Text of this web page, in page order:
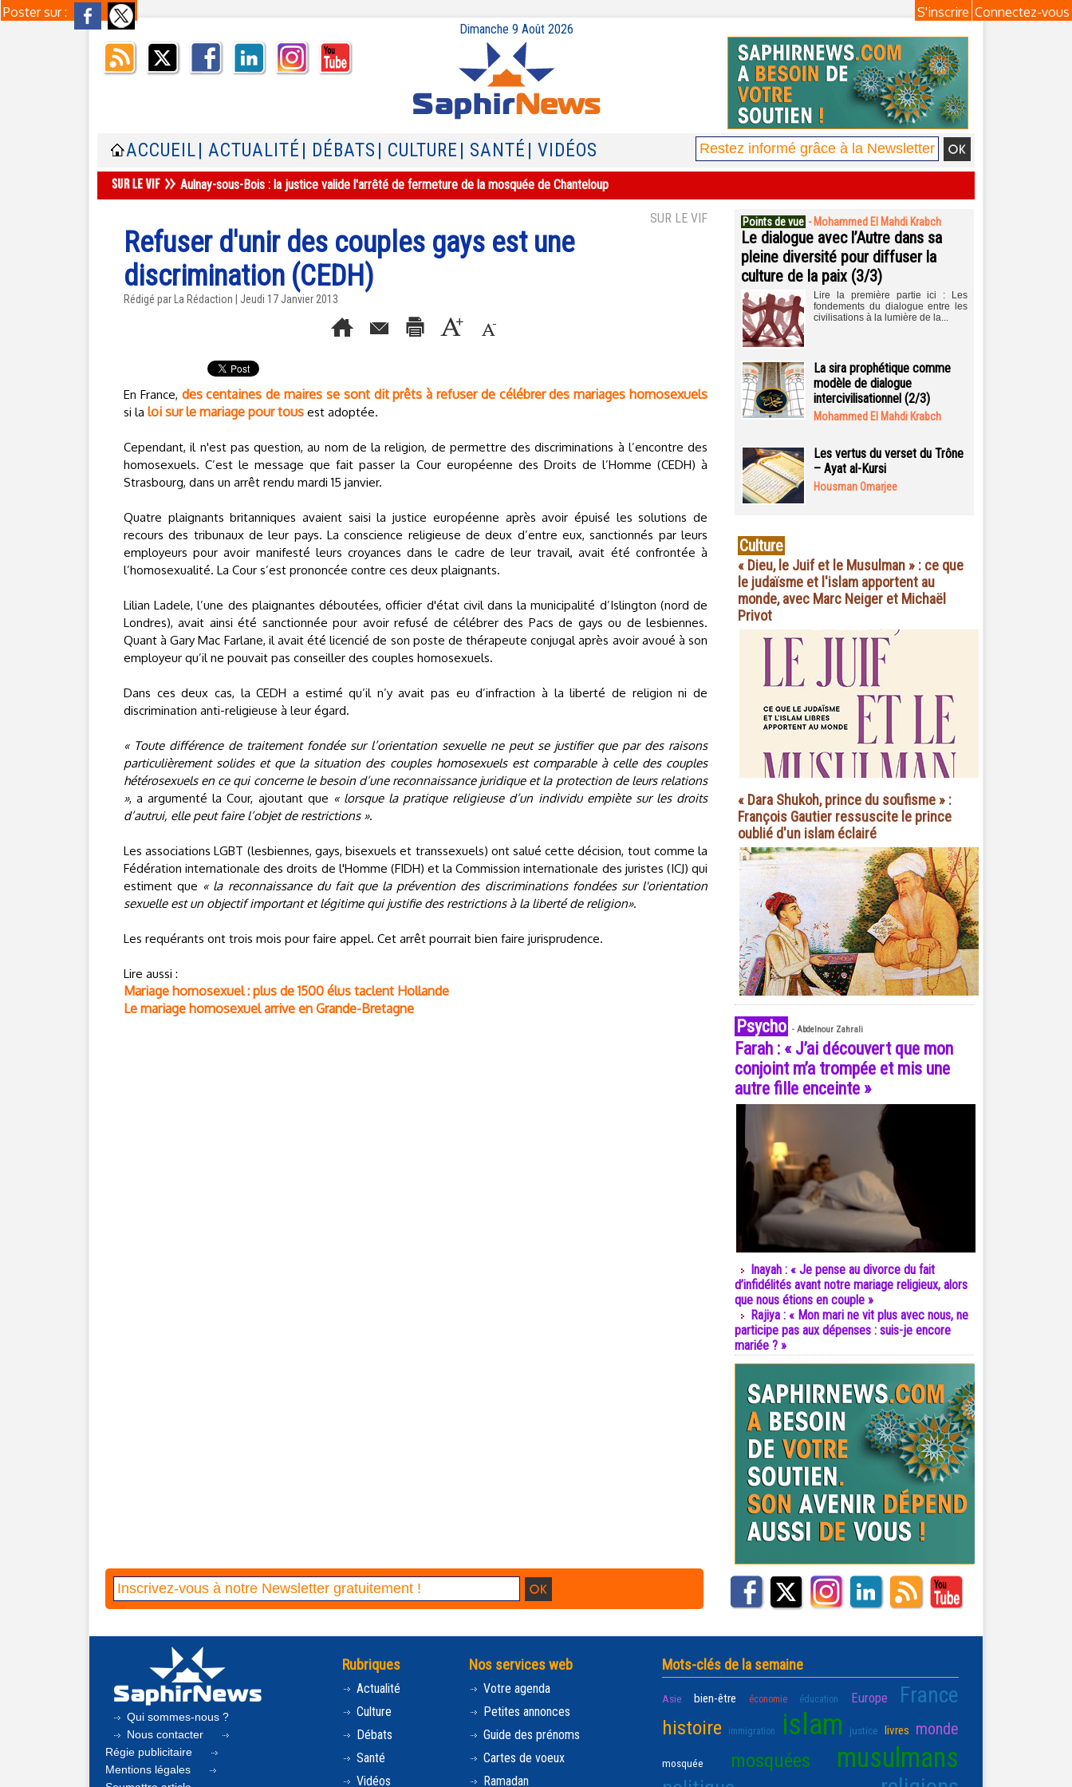
Poster sur : Connectez-vous
S'inscrire
Dimanche 9 Août 2026
ACCUEIL | ACTUALITÉ | DÉBATS | CULTURE | SANTÉ | VIDÉOS
Aulnay-sous-Bois : la justice valide l'arrêté de fermeture de la mosquée de Chanteloup
SUR LE VIF
Refuser d'unir des couples gays est une
discrimination (CEDH)
Rédigé par La Rédaction | Jeudi 17 Janvier 2013
En France, des centaines de maires se sont dit prêts à refuser de célébrer des mariages homosexuels
si la loi sur le mariage pour tous est adoptée.
Cependant, il n'est pas question, au nom de la religion, de permettre des discriminations à l’encontre des
homosexuels. C’est le message que fait passer la Cour européenne des Droits de l’Homme (CEDH) à
Strasbourg, dans un arrêt rendu mardi 15 janvier.
Quatre plaignants britanniques avaient saisi la justice européenne après avoir épuisé les solutions de
recours des tribunaux de leur pays. La conscience religieuse de deux d’entre eux, sanctionnés par leurs
employeurs pour avoir manifesté leurs croyances dans le cadre de leur travail, avait été confrontée à
l’homosexualité. La Cour s’est prononcée contre ces deux plaignants.
Lilian Ladele, l’une des plaignantes déboutées, officier d'état civil dans la municipalité d’Islington (nord de
Londres), avait ainsi été sanctionnée pour avoir refusé de célébrer des Pacs de gays ou de lesbiennes.
Quant à Gary Mac Farlane, il avait été licencié de son poste de thérapeute conjugal après avoir avoué à son
employeur qu’il ne pouvait pas conseiller des couples homosexuels.
Dans ces deux cas, la CEDH a estimé qu’il n’y avait pas eu d’infraction à la liberté de religion ni de
discrimination anti-religieuse à leur égard.
« Toute différence de traitement fondée sur l’orientation sexuelle ne peut se justifier que par des raisons
particulièrement solides et que la situation des couples homosexuels est comparable à celle des couples
hétérosexuels en ce qui concerne le besoin d’une reconnaissance juridique et la protection de leurs relations
», a argumenté la Cour, ajoutant que « lorsque la pratique religieuse d’un individu empiète sur les droits
d’autrui, elle peut faire l’objet de restrictions ».
Les associations LGBT (lesbiennes, gays, bisexuels et transsexuels) ont salué cette décision, tout comme la
Fédération internationale des droits de l'Homme (FIDH) et la Commission internationale des juristes (ICJ) qui
estiment que « la reconnaissance du fait que la prévention des discriminations fondées sur l'orientation
sexuelle est un objectif important et légitime qui justifie des restrictions à la liberté de religion».
Les requérants ont trois mois pour faire appel. Cet arrêt pourrait bien faire jurisprudence.
Lire aussi :
Mariage homosexuel : plus de 1500 élus taclent Hollande
Le mariage homosexuel arrive en Grande-Bretagne
Points de vue - Mohammed El Mahdi Krabch
Le dialogue avec l’Autre dans sa
pleine diversité pour diffuser la
culture de la paix (3/3)
Lire la première partie ici : Les
fondements du dialogue entre les
civilisations à la lumière de la...
La sira prophétique comme
modèle de dialogue
intercivilisationnel (2/3)
Mohammed El Mahdi Krabch
Les vertus du verset du Trône
– Ayat al-Kursi
Housman Omarjee
Culture
« Dieu, le Juif et le Musulman » : ce que
le judaïsme et l'islam apportent au
monde, avec Marc Neiger et Michaël
Privot
« Dara Shukoh, prince du soufisme » :
François Gautier ressuscite le prince
oublié d'un islam éclairé
Psycho - Abdelnour Zahrali
Farah : « J’ai découvert que mon
conjoint m’a trompée et mis une
autre fille enceinte »
Inayah : « Je pense au divorce du fait
d’infidélités avant notre mariage religieux, alors
que nous étions en couple »
Rajiya : « Mon mari ne vit plus avec nous, ne
participe pas aux dépenses : suis-je encore
mariée ? »
Qui sommes-nous ?
Nous contacter
Régie publicitaire
Mentions légales
Rubriques
Actualité
Culture
Débats
Santé
Vidéos
Nos services web
Votre agenda
Petites annonces
Guide des prénoms
Cartes de voeux
Ramadan
Mots-clés de la semaine
Asie bien-être économie éducation Europe France
histoire immigration islam justice livres monde
mosquée mosquées musulmans